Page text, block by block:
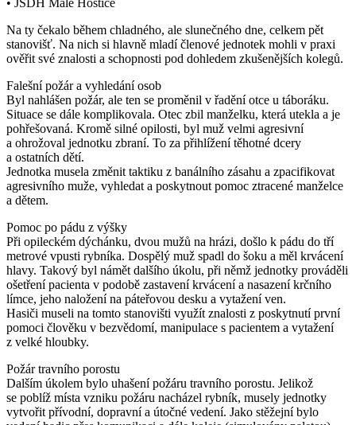
Na ty čekalo během chladného, ale slunečného dne, celkem pět
stanovišť. Na nich si hlavně mladí členové jednotek mohli v praxi
ověřit své znalosti a schopnosti pod dohledem zkušenějších kolegů.
Falešní požár a vyhledání osob
Byl nahlášen požár, ale ten se proměnil v řadění otce u táboráku.
Situace se dále komplikovala. Otec zbil manželku, která utekla a je
pohřešovaná. Kromě silné opilosti, byl muž velmi agresivní
a ohrožoval jednotku zbraní. To za přihlížení těhotné dcery
a ostatních dětí.
Jednotka musela změnit taktiku z banálního zásahu a zpacifikovat
agresivního muže, vyhledat a poskytnout pomoc ztracené manželce
a dětem.
Pomoc po pádu z výšky
Při opileckém dýchánku, dvou mužů na hrázi, došlo k pádu do tří
metrové vpusti rybníka. Dospělý muž spadl do šoku a měl krvácení
hlavy. Takový byl námět dalšího úkolu, při němž jednotky prováděli
ošetření pacienta v podobě zastavení krvácení a nasazení krčního
límce, jeho naložení na páteřovou desku a vytažení ven.
Hasiči museli na tomto stanovišti využít znalosti z poskytnutí první
pomoci člověku v bezvědomí, manipulace s pacientem a vytažení
z velké hloubky.
Požár travního porostu
Dalším úkolem bylo uhašení požáru travního porostu. Jelikož
se poblíž místa vzniku požáru nacházel rybník, musely jednotky
vytvořit přívodní, dopravní a útočné vedení. Jako stěžejní bylo